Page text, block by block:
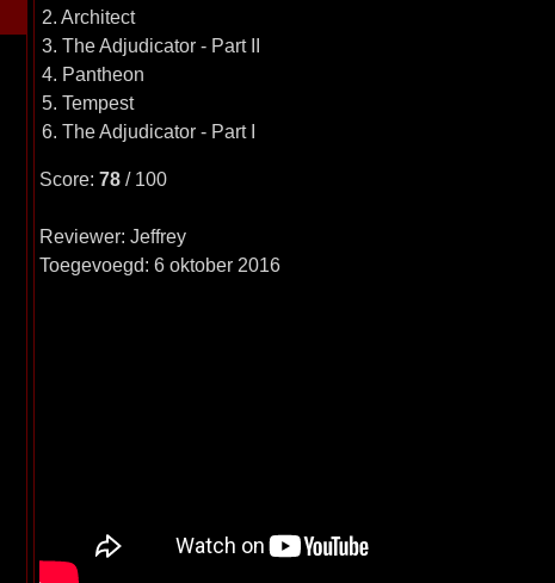
2. Architect
3. The Adjudicator - Part II
4. Pantheon
5. Tempest
6. The Adjudicator - Part I
Score: 78/ 100
Reviewer: Jeffrey
Toegevoegd: 6 oktober 2016